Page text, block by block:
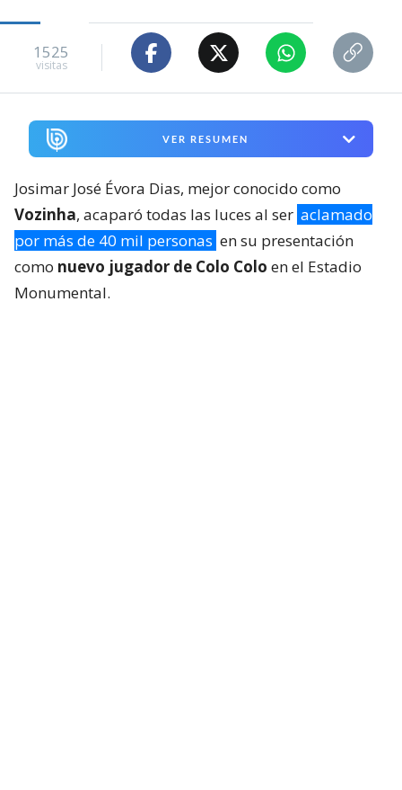
1525
visitas
VER RESUMEN
Josimar José Évora Dias, mejor conocido como
Vozinha, acaparó todas las luces al ser aclamado
por más de 40 mil personas en su presentación
como nuevo jugador de Colo Colo en el Estadio
Monumental.